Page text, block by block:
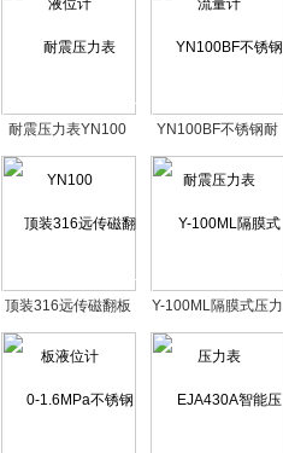
耐震压力表YN100
YN100BF不锈钢耐
震压力表
顶装316远传磁翻板
液位计
Y-100ML隔膜式压力
表